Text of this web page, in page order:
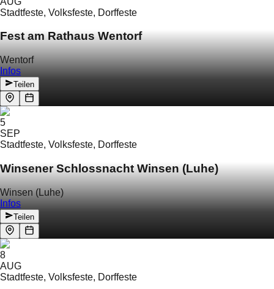
Stadtfeste, Volksfeste, Dorffeste
Fest am Rathaus Wentorf
Wentorf
Infos
Teilen
5
SEP
Stadtfeste, Volksfeste, Dorffeste
Winsener Schlossnacht Winsen (Luhe)
Winsen (Luhe)
Infos
Teilen
8
AUG
Stadtfeste, Volksfeste, Dorffeste